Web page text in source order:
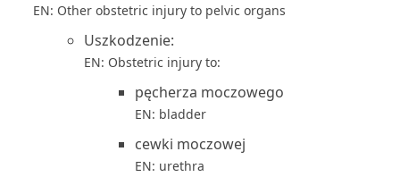
EN: Other obstetric injury to pelvic organs
Uszkodzenie:
EN: Obstetric injury to:
pęcherza moczowego
EN: bladder
cewki moczowej
EN: urethra